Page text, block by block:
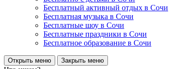
Бесплатный активный отдых в Сочи
Бесплатная музыка в Сочи
Бесплатные шоу в Сочи
Бесплатные праздники в Сочи
Бесплатное образование в Сочи
Открыть меню Закрыть меню